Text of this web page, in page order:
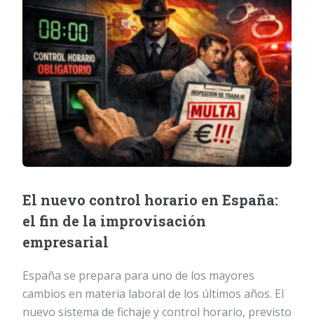
El nuevo control horario en España:
el fin de la improvisación
empresarial
España se prepara para uno de los mayores
cambios en materia laboral de los últimos años. El
nuevo sistema de fichaje y control horario, previsto